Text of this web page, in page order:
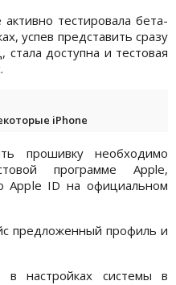
тестировала бета-
успев представить сразу
доступна и тестовая
iPhone
прошивку необходимо
программе Apple,
Apple ID на официальном
предложенный профиль и
в настройках системы в